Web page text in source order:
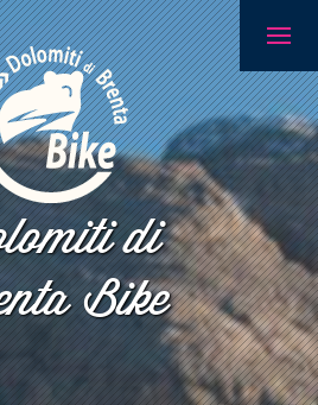
di
Bike